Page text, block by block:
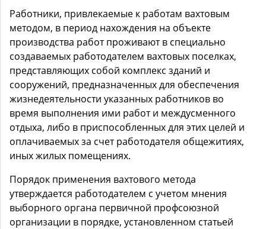
Работники, привлекаемые к работам вахтовым
методом, в период нахождения на объекте
производства работ проживают в специально
создаваемых работодателем вахтовых поселках,
представляющих собой комплекс зданий и
сооружений, предназначенных для обеспечения
жизнедеятельности указанных работников во
время выполнения ими работ и междусменного
отдыха, либо в приспособленных для этих целей и
оплачиваемых за счет работодателя общежитиях,
иных жилых помещениях.
Порядок применения вахтового метода
утверждается работодателем с учетом мнения
выборного органа первичной профсоюзной
организации в порядке, установленном статьей